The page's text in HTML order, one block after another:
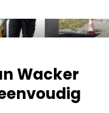
Wacker